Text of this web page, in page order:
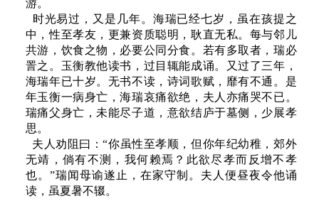
游。
时光易过，又是几年。海瑞已经七岁，虽在孩提之
中，性至孝友，更兼资质聪明，耿直无私。每与邻儿
共游，饮食之物，必要公同分食。若有多取者，瑞必
詈之。玉衡教他读书，过目辄能成诵。又过了三年，
海瑞年已十岁。无书不读，诗词歌赋，靡有不通。是
年玉衡一病身亡，海瑞哀痛欲绝，夫人亦痛哭不已。
瑞痛父身亡，未能尽子道，意欲结庐于墓侧，少展孝
思。
夫人劝阻曰：“你虽性至孝顺，但你年纪幼稚，郊外
无靖，倘有不测，我何赖焉？此欲尽孝而反增不孝
也。”瑞闻母谕遂止，在家守制。夫人便昼夜令他诵
读，虽夏暑不辍。